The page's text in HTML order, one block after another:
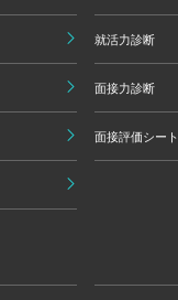
就活力診断
面接力診断
面接評価シート